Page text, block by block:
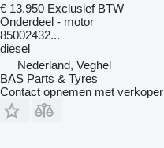
€ 13.950 Exclusief BTW
Onderdeel - motor
85002432...
diesel
Nederland, Veghel
BAS Parts & Tyres
Contact opnemen met verkoper